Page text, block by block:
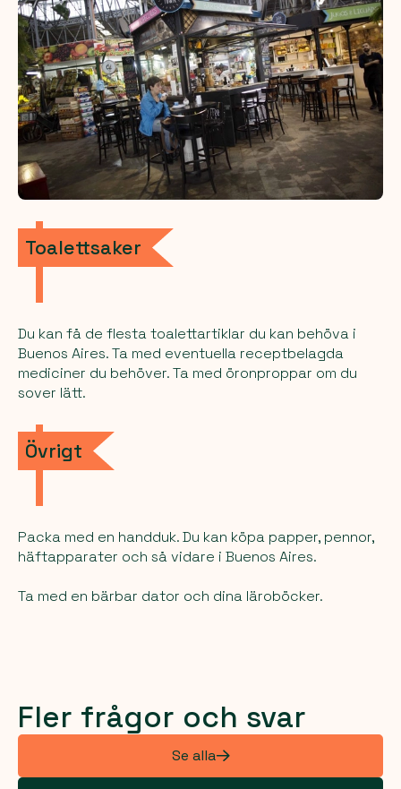
Toalettsaker
Du kan få de flesta toalettartiklar du kan behöva i
Buenos Aires. Ta med eventuella receptbelagda
mediciner du behöver. Ta med öronproppar om du
sover lätt.
Övrigt
Packa med en handduk. Du kan köpa papper, pennor,
häftapparater och så vidare i Buenos Aires.
Ta med en bärbar dator och dina läroböcker.
Fler frågor och svar
Se alla